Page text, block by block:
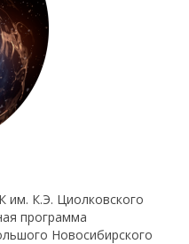
им. К.Э. Циолковского
программа
Новосибирского